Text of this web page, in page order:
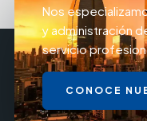
Nos
y administración
servicio
CONOCE